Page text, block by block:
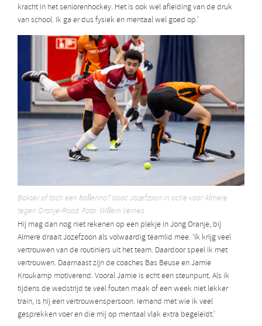
kracht in het seniorenhockey. Het is ook wel afleiding van de druk
van school. Ik ga er dus fysiek en mentaal wel goed op.’
Bokser of toch een ballerina? Isaac Jozefzoon in actie voor Almere
tegen Oranje-Rood. Foto: Willem Vernes
Hij mag dan nog niet rekenen op een plekje in Jong Oranje, bij
Almere draait Jozefzoon als volwaardig teamlid mee. ‘Ik krijg veel
vertrouwen van de routiniers uit het team. Daardoor speel ik met
vertrouwen. Daarnaast zijn de coaches Bas Beuse en Jamie
Kroukamp motiverend. Vooral Jamie is echt een steunpunt. Als ik
tijdens de wedstrijd te veel fouten maak of een week niet lekker
train, is hij een vertrouwenspersoon. Iemand met wie ik veel
gesprekken voer en die mij op mentaal vlak extra begeleidt.’